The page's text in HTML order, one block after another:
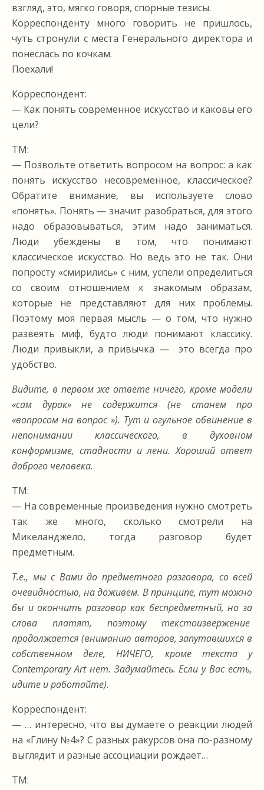
взгляд, это, мягко говоря, спорные тезисы.
Корреспонденту много говорить не пришлось,
чуть стронули с места Генерального директора и
понеслась по кочкам.
Поехали!
Корреспондент:
— Как понять современное искусство и каковы его
цели?
ТМ:
— Позвольте ответить вопросом на вопрос: а как
понять искусство несовременное, классическое?
Обратите внимание, вы используете слово
«понять». Понять — значит разобраться, для этого
надо образовываться, этим надо заниматься.
Люди убеждены в том, что понимают
классическое искусство. Но ведь это не так. Они
попросту «смирились» с ним, успели определиться
со своим отношением к знакомым образам,
которые не представляют для них проблемы.
Поэтому моя первая мысль — о том, что нужно
развеять миф, будто люди понимают классику.
Люди привыкли, а привычка — это всегда про
удобство.
Видите, в первом же ответе ничего, кроме модели
«сам дурак» не содержится (не станем про
«вопросом на вопрос »). Тут и огульное обвинение в
непонимании классического, в духовном
конформизме, стадности и лени. Хороший ответ
доброго человека.
ТМ:
— На современные произведения нужно смотреть
так же много, сколько смотрели на
Микеланджело, тогда разговор будет
предметным.
Т.е., мы с Вами до предметного разговора, со всей
очевидностью, на доживём. В принципе, тут можно
бы и окончить разговор как беспредметный, но за
слова платят, поэтому текстоизвержение
продолжается (вниманию авторов, запутавшихся в
собственном деле, НИЧЕГО, кроме текста у
Contemporary Art нет. Задумайтесь. Если у Вас есть,
идите и работайте).
Корреспондент:
— … интересно, что вы думаете о реакции людей
на «Глину №4»? С разных ракурсов она по-разному
выглядит и разные ассоциации рождает…
ТМ: